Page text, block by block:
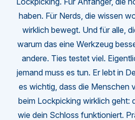
haben. Für Nerds, die wissen
wirklich bewegt. Und für alle,
warum das eine Werkzeug
andere. Ties testet viel.
jemand muss es tun. Er lebt in
es wichtig, dass die Menschen
beim Lockpicking wirklich geht:
wie dein Schloss funktioniert.